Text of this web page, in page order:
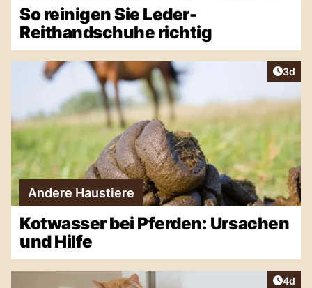
So reinigen Sie Leder-
Reithandschuhe richtig
3d
Andere Haustiere
Kotwasser bei Pferden: Ursachen
und Hilfe
4d